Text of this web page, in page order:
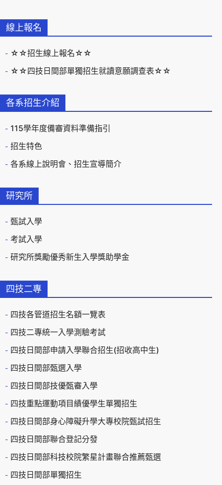
線上報名
☆☆招生線上報名☆☆
☆☆四技日間部單獨招生就讀意願調查表☆☆
各系招生介紹
115學年度備審資料準備指引
招生特色
各系線上說明會、招生宣導簡介
研究所
甄試入學
考試入學
研究所獎勵優秀新生入學獎助學金
四技二專
四技各管道招生名額一覽表
四技二專統一入學測驗考試
四技日間部申請入學聯合招生(招收高中生)
四技日間部甄選入學
四技日間部技優甄審入學
四技重點運動項目績優學生單獨招生
四技日間部身心障礙升學大專校院甄試招生
四技日間部聯合登記分發
四技日間部科技校院繁星計畫聯合推薦甄選
四技日間部單獨招生